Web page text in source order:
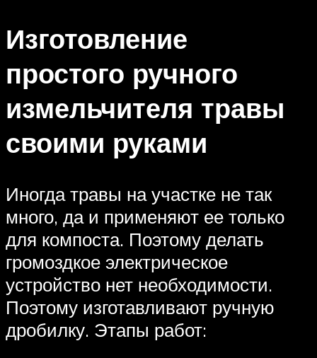
Изготовление
простого ручного
измельчителя травы
своими руками
Иногда травы на участке не так
много, да и применяют ее только
для компоста. Поэтому делать
громоздкое электрическое
устройство нет необходимости.
Поэтому изготавливают ручную
дробилку. Этапы работ: